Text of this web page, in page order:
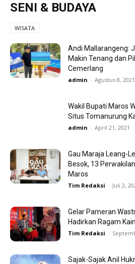
SENI & BUDAYA
WISATA
Andi Mallarangeng:
Makin Tenang dan
Cemerlang
admin - Agustus 8, 2021
Wakil Bupati Maros
Situs Tomanurung
admin - April 21, 2021
Gau Maraja Leang-
Besok, 13
Maros
Tim Redaksi - Juli 2,
Gelar Pameran
Hadirkan Ragam
Tim Redaksi -
Sajak-Sajak Anil